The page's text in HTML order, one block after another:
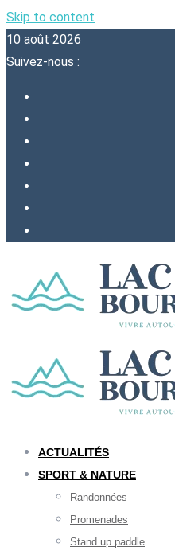
Skip to content
10 août 2026
Suivez-nous :
ACTUALITÉS
SPORT & NATURE
Randonnées
Promenades
Stand up paddle